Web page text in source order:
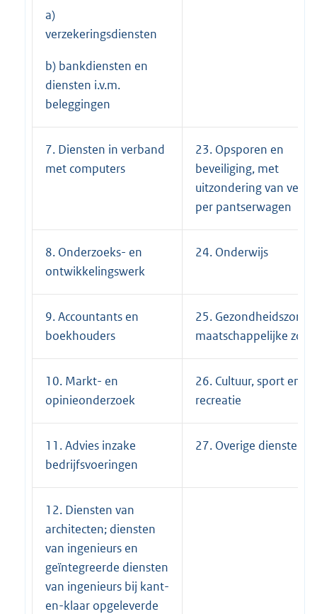
a)
verzekeringsdiensten
b) bankdiensten en
diensten i.v.m.
beleggingen
7. Diensten in verband
met computers
23. Opsporen en
beveiliging, met
uitzondering van
per pantserwagen
8. Onderzoeks- en
ontwikkelingswerk
24. Onderwijs
9. Accountants en
boekhouders
25. Gezondheidszorg
maatschappelijke zorg
10. Markt- en
opinieonderzoek
26. Cultuur, sport en
recreatie
11. Advies inzake
bedrijfsvoeringen
27. Overige diensten
12. Diensten van
architecten; diensten
van ingenieurs en
geïntegreerde diensten
van ingenieurs bij kant-
en-klaar opgeleverde